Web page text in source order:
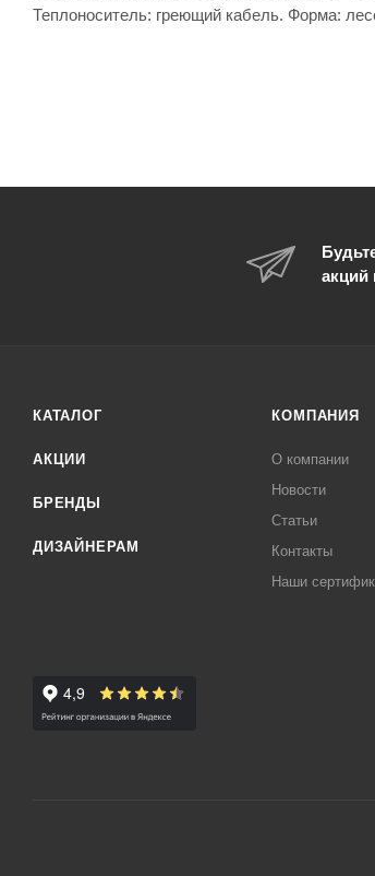
Теплоноситель: греющий кабель. Форма:
акций
КАТАЛОГ
АКЦИИ
БРЕНДЫ
ДИЗАЙНЕРАМ
КОМПАНИЯ
О компании
Новости
Статьи
Контакты
Наши